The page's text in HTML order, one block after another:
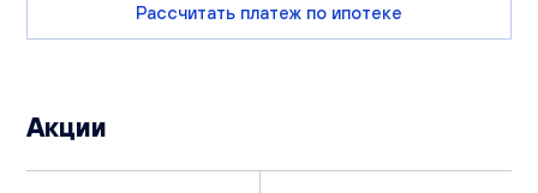
Рассчитать платеж по ипотеке
Акции